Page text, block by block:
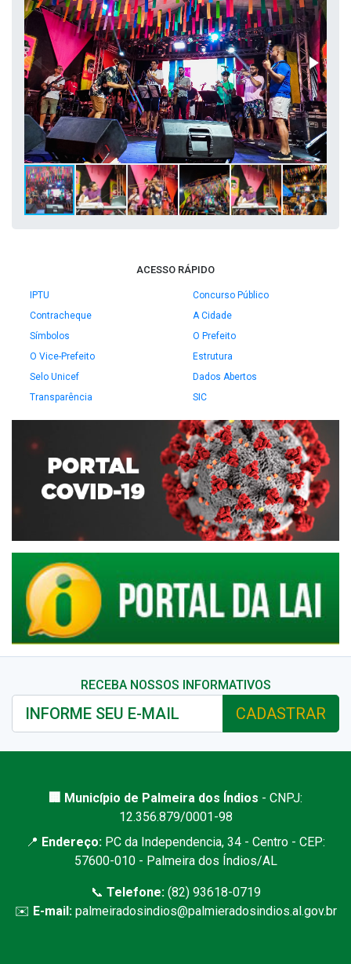
ACESSO RÁPIDO
IPTU
Concurso Público
Contracheque
A Cidade
Símbolos
O Prefeito
O Vice-Prefeito
Estrutura
Selo Unicef
Dados Abertos
Transparência
SIC
RECEBA NOSSOS INFORMATIVOS
CADASTRAR
🏢 Município de Palmeira dos Índios - CNPJ:
12.356.879/0001-98
📍 Endereço: PC da Independencia, 34 - Centro - CEP:
57600-010 - Palmeira dos Índios/AL
📞 Telefone:(82) 93618-0719
✉️ E-mail: palmeiradosindios@palmieradosindios.al.gov.br